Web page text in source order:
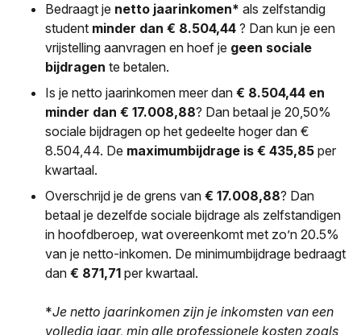
Bedraagt je netto jaarinkomen* als zelfstandig
student minder dan € 8.504,44 ? Dan kun je een
vrijstelling aanvragen en hoef je geen sociale
bijdragen te betalen.
Is je netto jaarinkomen meer dan € 8.504,44 en
minder dan € 17.008,88? Dan betaal je 20,50%
sociale bijdragen op het gedeelte hoger dan €
8.504,44. De maximumbijdrage is € 435,85 per
kwartaal.
Overschrijd je de grens van € 17.008,88? Dan
betaal je dezelfde sociale bijdrage als zelfstandigen
in hoofdberoep, wat overeenkomt met zo’n 20.5%
van je netto-inkomen. De minimumbijdrage bedraagt
dan € 871,71 per kwartaal.
*Je netto jaarinkomen zijn je inkomsten van een
volledig jaar, min alle professionele kosten zoals